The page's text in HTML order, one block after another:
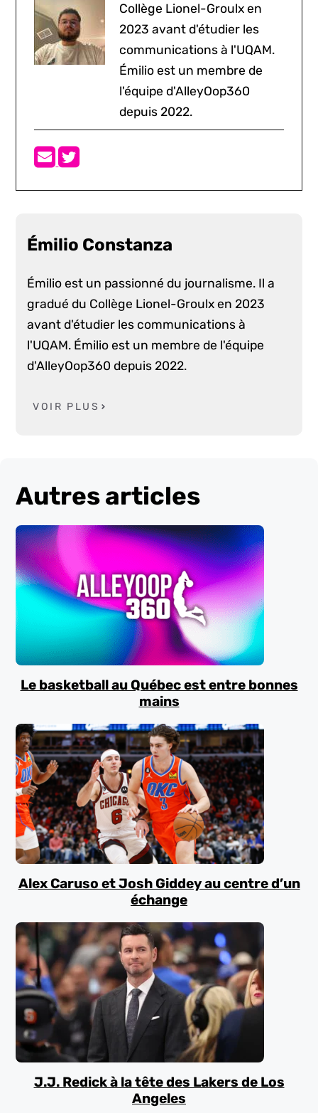
Collège Lionel-Groulx en
2023 avant d'étudier les
communications à l'UQAM.
Émilio est un membre de
l'équipe d'AlleyOop360
depuis 2022.
Émilio Constanza
Émilio est un passionné du journalisme. Il a
gradué du Collège Lionel-Groulx en 2023
avant d'étudier les communications à
l'UQAM. Émilio est un membre de l'équipe
d'AlleyOop360 depuis 2022.
VOIR PLUS
Autres articles
Le basketball au Québec est entre bonnes
mains
Alex Caruso et Josh Giddey au centre d’un
échange
J.J. Redick à la tête des Lakers de Los
Angeles